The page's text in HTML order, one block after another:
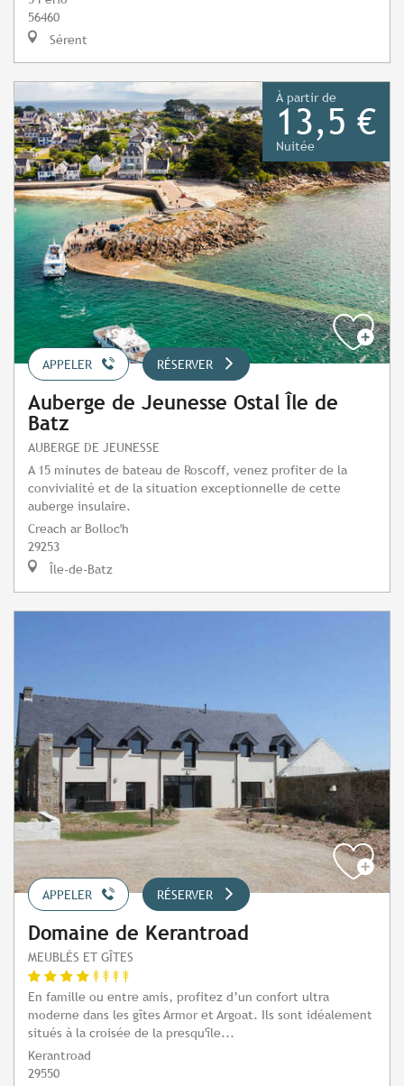
56460
Sérent
À partir de
13,5 €
Nuitée
APPELER RÉSERVER
Auberge de Jeunesse Ostal Île de
Batz
AUBERGE DE JEUNESSE
A 15 minutes de bateau de Roscoff, venez profiter de la
convivialité et de la situation exceptionnelle de cette
auberge insulaire.
Creach ar Bolloc'h
29253
Île-de-Batz
APPELER RÉSERVER
Domaine de Kerantroad
MEUBLÉS ET GÎTES
En famille ou entre amis, profitez d’un confort ultra
moderne dans les gîtes Armor et Argoat. Ils sont idéalement
situés à la croisée de la presqu'île...
Kerantroad
29550